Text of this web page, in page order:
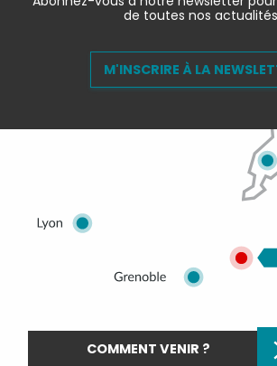
de toutes nos
M'INSCRIRE À LA
COMMENT VENIR ?